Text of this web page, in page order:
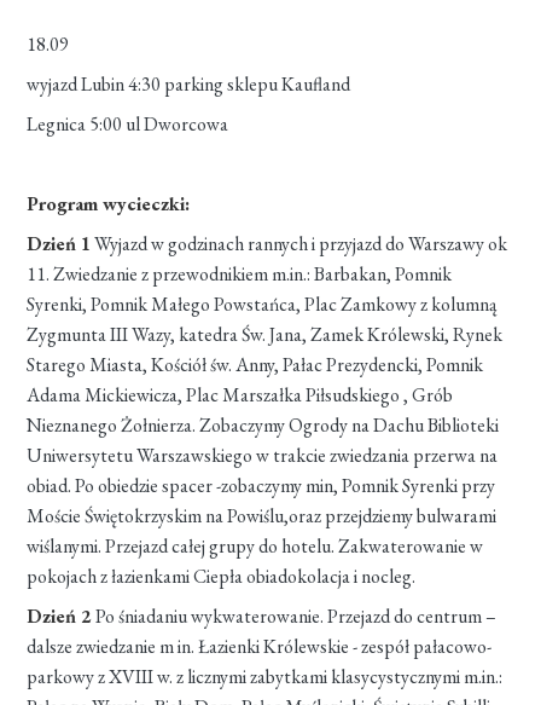
18.09
wyjazd Lubin 4:30 parking sklepu Kaufland
Legnica 5:00 ul Dworcowa
Program wycieczki:
Dzień 1Wyjazd w godzinach rannych i przyjazd do Warszawy ok
11. Zwiedzanie z przewodnikiem m.in.: Barbakan, Pomnik
Syrenki, Pomnik Małego Powstańca, Plac Zamkowy z kolumną
Zygmunta III Wazy, katedra Św. Jana, Zamek Królewski, Rynek
Starego Miasta, Kościół św. Anny, Pałac Prezydencki, Pomnik
Adama Mickiewicza, Plac Marszałka Piłsudskiego , Grób
Nieznanego Żołnierza. Zobaczymy Ogrody na Dachu Biblioteki
Uniwersytetu Warszawskiego w trakcie zwiedzania przerwa na
obiad. Po obiedzie spacer -zobaczymy min, Pomnik Syrenki przy
Moście Świętokrzyskim na Powiślu,oraz przejdziemy bulwarami
wiślanymi. Przejazd całej grupy do hotelu. Zakwaterowanie w
pokojach z łazienkami Ciepła obiadokolacja i nocleg.
Dzień 2Po śniadaniu wykwaterowanie. Przejazd do centrum –
dalsze zwiedzanie m in. Łazienki Królewskie - zespół pałacowo-
parkowy z XVIII w. z licznymi zabytkami klasycystycznymi m.in.: